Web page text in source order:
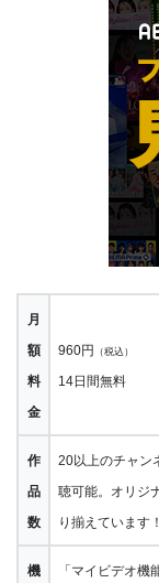
月
額
料
金
960円 （税込）
14日間無料
作
品
数
20以上のチャン
聴可能。オリジ
り揃えています！
機
「マイビデオ